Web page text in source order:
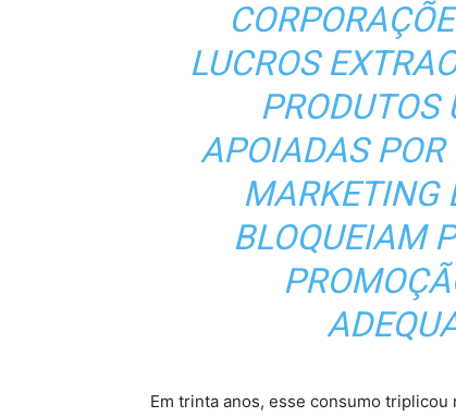
LUCROS
PRODUTOS
APOIADAS POR
MARKETING
BLOQUEIAM
Em trinta anos, esse consumo